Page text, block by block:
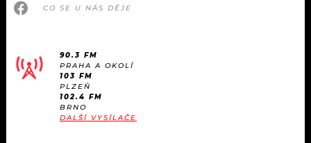
CO SE U NÁS DĚJE
90.3 FM
PRAHA A OKOLÍ
103 FM
PLZEŇ
102.4 FM
BRNO
DALŠÍ VYSÍLAČE